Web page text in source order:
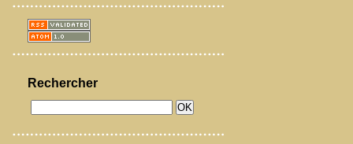
Rechercher